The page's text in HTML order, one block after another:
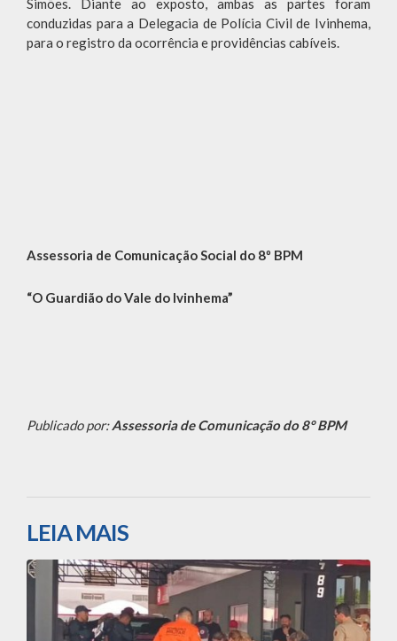
conduzidas para a Delegacia de Polícia Civil de Ivinhema,
para o registro da ocorrência e providências cabíveis.
Assessoria de Comunicação Social do 8º BPM
“O Guardião do Vale do Ivinhema”
Publicado por:Assessoria de Comunicação do 8° BPM
LEIA MAIS